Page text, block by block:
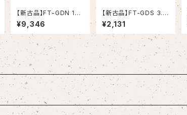
【新古品】FT-GDN 17.
5 超硬ドリル (OSG)
¥9,346
【新古品】FT-GDS 3.7
超硬ドリル (OSG)
¥2,131